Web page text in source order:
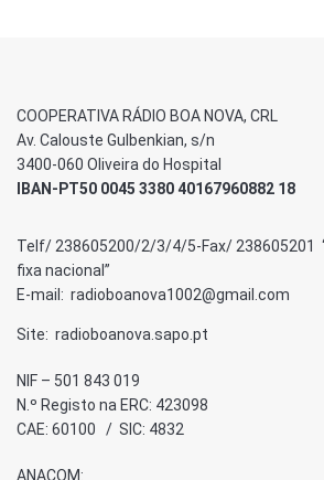
COOPERATIVA RÁDIO BOA NOVA, CRL
Av. Calouste Gulbenkian, s/n
3400-060 Oliveira do Hospital
IBAN-PT50 0045 3380 40167960882 18
Telf/ 238605200/2/3/4/5-Fax/ 238605201
fixa nacional”
E-mail: radioboanova1002@gmail.com
Site: radioboanova.sapo.pt
NIF – 501 843 019
N.º Registo na ERC: 423098
CAE: 60100 / SIC: 4832
ANACOM: